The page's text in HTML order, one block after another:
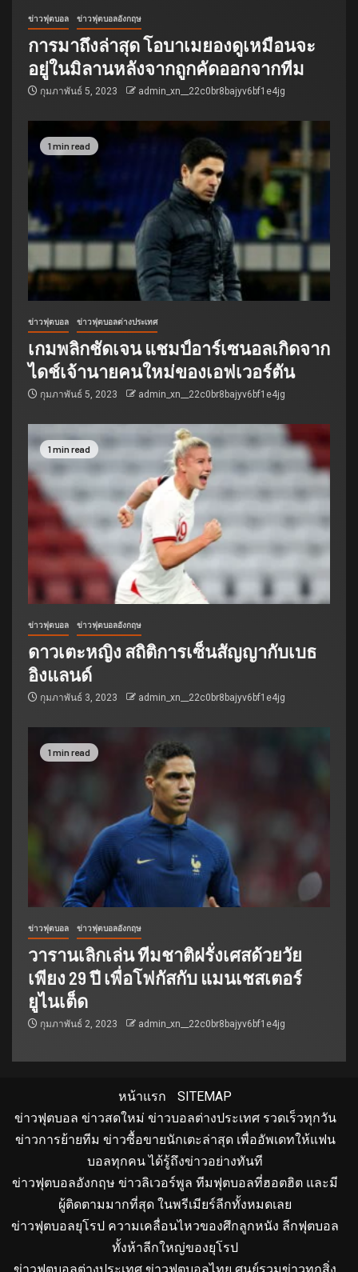
ข่าวฟุตบอล ข่าวฟุตบอลอังกฤษ
การมาถึงล่าสุด โอบาเมยองดูเหมือนจะ
อยู่ในมิลานหลังจากถูกคัดออกจากทีม
กุมภาพันธ์ 5, 2023 admin_xn__22c0br8bajyv6bf1e4jg
1 min read
ข่าวฟุตบอล ข่าวฟุตบอลต่างประเทศ
เกมพลิกชัดเจน แชมป์อาร์เซนอลเกิดจาก
ไดช์เจ้านายคนใหม่ของเอฟเวอร์ตัน
กุมภาพันธ์ 5, 2023 admin_xn__22c0br8bajyv6bf1e4jg
1 min read
ข่าวฟุตบอล ข่าวฟุตบอลอังกฤษ
ดาวเตะหญิง สถิติการเซ็นสัญญากับเบธ
อิงแลนด์
กุมภาพันธ์ 3, 2023 admin_xn__22c0br8bajyv6bf1e4jg
1 min read
ข่าวฟุตบอล ข่าวฟุตบอลอังกฤษ
วารานเลิกเล่น ทีมชาติฝรั่งเศสด้วยวัย
เพียง 29 ปี เพื่อโฟกัสกับ แมนเชสเตอร์
ยูไนเต็ด
กุมภาพันธ์ 2, 2023 admin_xn__22c0br8bajyv6bf1e4jg
หน้าแรก
SITEMAP
ข่าวฟุตบอล ข่าวสดใหม่ ข่าวบอลต่างประเทศ รวดเร็วทุกวัน
ข่าวการย้ายทีม ข่าวซื้อขายนักเตะล่าสุด เพื่ออัพเดทให้แฟน
บอลทุกคน ได้รู้ถึงข่าวอย่างทันที
ข่าวฟุตบอลอังกฤษ ข่าวลิเวอร์พูล ทีมฟุตบอลที่ฮอตฮิต และมี
ผู้ติดตามมากที่สุด ในพรีเมียร์ลีกทั้งหมดเลย
ข่าวฟุตบอลยุโรป ความเคลื่อนไหวของศึกลูกหนัง ลีกฟุตบอล
ทั้งห้าลีกใหญ่ของยุโรป